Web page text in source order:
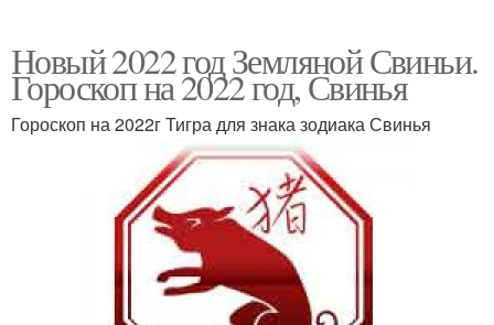
Новый 2022 год Земляной Свиньи.
Гороскоп на 2022 год, Свинья
Гороскоп на 2022г Тигра для знака зодиака Свинья